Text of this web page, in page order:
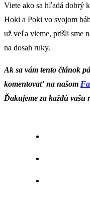
Viete ako sa hľadá dobrý
Hoki a Poki vo svojom
už veľa vieme, prišli sme
na dosah ruky.
Ak sa vám tento článok
komentovať na našom
Ďakujeme za každú vašu